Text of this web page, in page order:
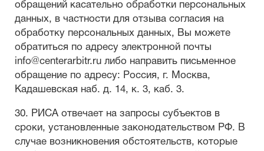
обращений касательно обработки персональных
данных, в частности для отзыва согласия на
обработку персональных данных, Вы можете
обратиться по адресу электронной почты
info@centerarbitr.ru либо направить письменное
обращение по адресу: Россия, г. Москва,
Кадашевская наб. д. 14, к. 3, каб. 3.
30. РИСА отвечает на запросы субъектов в
сроки, установленные законодательством РФ. В
случае возникновения обстоятельств, которые